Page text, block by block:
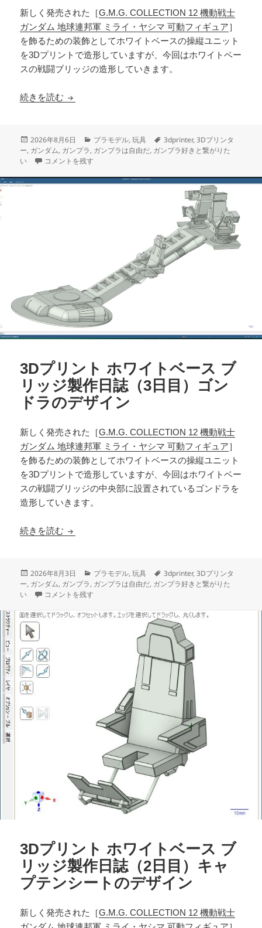
新しく発売された［G.M.G. COLLECTION 12 機動戦士
ガンダム 地球連邦軍 ミライ・ヤシマ 可動フィギュア］
を飾るための装飾としてホワイトベースの操縦ユニット
を3Dプリントで造形していますが、今回はホワイトベー
スの戦闘ブリッジの造形していきます。
続きを読む 3Dプリント ホワイトベース ブリッジ製作日誌
投
稿
日:
2026年8月6日
カ
テ
ー
プラモデル,玩具
タ
グ
3dprinter,3Dプリンタ
ー, ガンダム, ガンプラ, ガンプラは自由だ, ガンプラ好きと繋がりた
い
3Dプリント ホワイトベース ブリッジ製作日誌（4日目）通信ブース
コメントを残す
3Dプリント ホワイトベース ブ
リッジ製作日誌（3日目）ゴン
ドラのデザイン
新しく発売された［G.M.G. COLLECTION 12 機動戦士
ガンダム 地球連邦軍 ミライ・ヤシマ 可動フィギュア］
を飾るための装飾としてホワイトベースの操縦ユニット
を3Dプリントで造形していますが、今回はホワイトベー
スの戦闘ブリッジの中央部に設置されているゴンドラを
造形していきます。
続きを読む 3Dプリント ホワイトベース ブリッジ製作日誌（
投
稿
日:
2026年8月3日
カ
テ
ー
プラモデル,玩具
タ
グ
3dprinter,3Dプリンタ
ー, ガンダム, ガンプラ, ガンプラは自由だ, ガンプラ好きと繋がりた
い
3Dプリント ホワイトベース ブリッジ製作日誌（3日目）ゴンドラの
コメントを残す
3Dプリント ホワイトベース ブ
リッジ製作日誌（2日目）キャ
プテンシートのデザイン
新しく発売された［G.M.G. COLLECTION 12 機動戦士